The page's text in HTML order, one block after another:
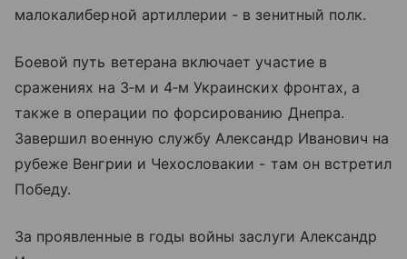
малокалиберной артиллерии - в зенитный полк.
Боевой путь ветерана включает участие в
сражениях на 3‑м и 4‑м Украинских фронтах, а
также в операции по форсированию Днепра.
Завершил военную службу Александр Иванович на
рубеже Венгрии и Чехословакии - там он встретил
Победу.
За проявленные в годы войны заслуги Александр